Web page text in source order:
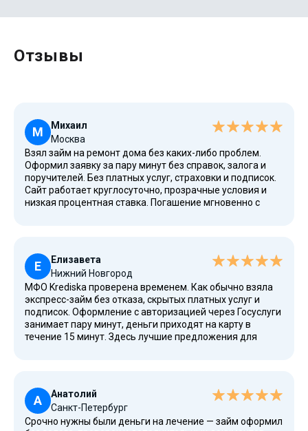
Отзывы
М
Михаил
Москва
Взял займ на ремонт дома без каких-либо проблем.
Оформил заявку за пару минут без справок, залога и
поручителей. Без платных услуг, страховки и подписок.
Сайт работает круглосуточно, прозрачные условия и
низкая процентная ставка. Погашение мгновенно с
личном кабинете. Рекомендую!
Е
Елизавета
Нижний Новгород
МФО Krediska проверена временем. Как обычно взяла
экспресс-займ без отказа, скрытых платных услуг и
подписок. Оформление с авторизацией через Госуслуги
занимает пару минут, деньги приходят на карту в
течение 15 минут. Здесь лучшие предложения для
поддержки. У компании есть лицензия, входит в реестр
МФО ЦБ РФ. Вопросу регуляции уделяю особое
внимание. Всё супер, спасибо!
А
Анатолий
Санкт-Петербург
Срочно нужны были деньги на лечение — займ оформил